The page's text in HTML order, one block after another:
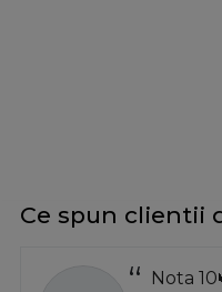
Ce spun clientii
Nota